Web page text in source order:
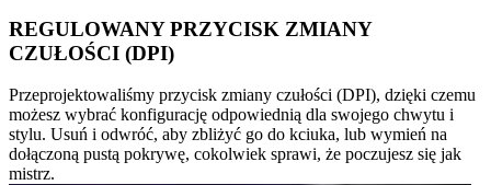
REGULOWANY PRZYCISK ZMIANY
CZUŁOŚCI (DPI)
Przeprojektowaliśmy przycisk zmiany czułości (DPI), dzięki czemu
możesz wybrać konfigurację odpowiednią dla swojego chwytu i
stylu. Usuń i odwróć, aby zbliżyć go do kciuka, lub wymień na
dołączoną pustą pokrywę, cokolwiek sprawi, że poczujesz się jak
mistrz.